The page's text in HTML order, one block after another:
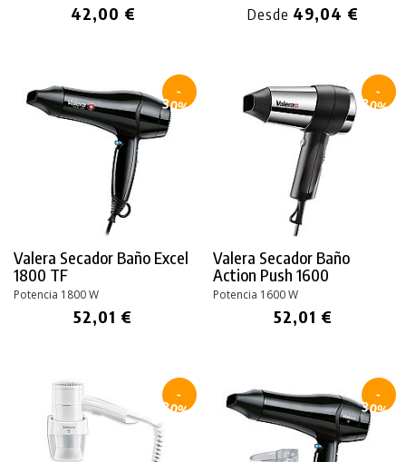
42,00 € Desde 49,04 €
-
30%
Valera Secador Baño Excel
1800 TF
Potencia 1800 W
52,01 €
-
30%
Valera Secador Baño
Action Push 1600
Potencia 1600 W
52,01 €
-
30%
-
30%